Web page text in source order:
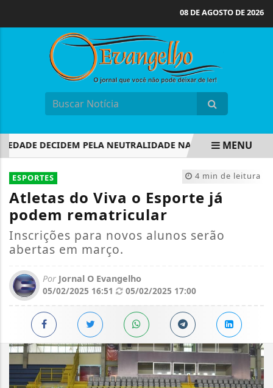
08 DE AGOSTO DE 2026
DECIDEM PELA NEUTRALIDADE NA ELEIÇÃO
EM ALTA
MENU
4 min de leitura
ESPORTES
Atletas do Viva o Esporte já
podem rematricular
Inscrições para novos alunos serão
abertas em março.
Por Jornal O Evangelho
05/02/2025 16:51
05/02/2025 17:00